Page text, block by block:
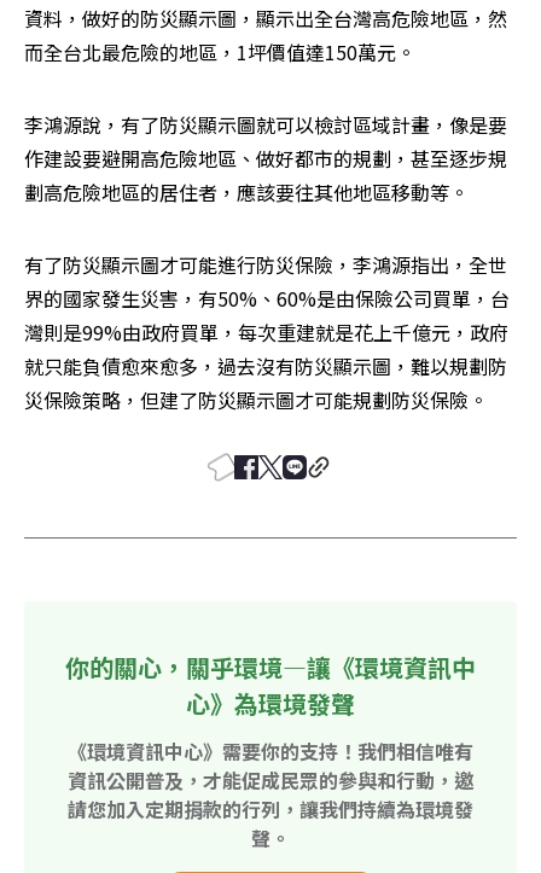
資料，做好的防災顯示圖，顯示出全台灣高危險地區，然
而全台北最危險的地區，1坪價值達150萬元。
李鴻源說，有了防災顯示圖就可以檢討區域計畫，像是要
作建設要避開高危險地區、做好都市的規劃，甚至逐步規
劃高危險地區的居住者，應該要往其他地區移動等。
有了防災顯示圖才可能進行防災保險，李鴻源指出，全世
界的國家發生災害，有50%、60%是由保險公司買單，台
灣則是99%由政府買單，每次重建就是花上千億元，政府
就只能負債愈來愈多，過去沒有防災顯示圖，難以規劃防
災保險策略，但建了防災顯示圖才可能規劃防災保險。
你的關心，關乎環境—讓《環境資訊中
心》為環境發聲
《環境資訊中心》需要你的支持！我們相信唯有
資訊公開普及，才能促成民眾的參與和行動，邀
請您加入定期捐款的行列，讓我們持續為環境發
聲。